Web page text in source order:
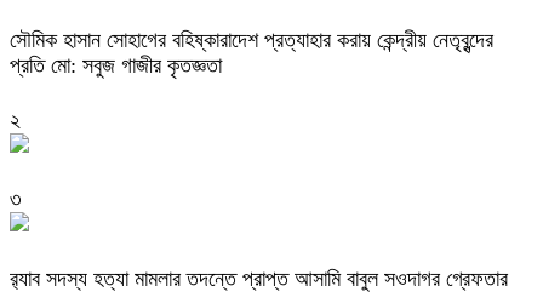
সৌমিক হাসান সোহাগের বহিষ্কারাদেশ প্রত্যাহার করায় কেন্দ্রীয় নেতৃবৃন্দের
প্রতি মো: সবুজ গাজীর কৃতজ্ঞতা
২
৩
র‌্যাব সদস্য হত্যা মামলার তদন্তে প্রাপ্ত আসামি বাবুল সওদাগর গ্রেফতার